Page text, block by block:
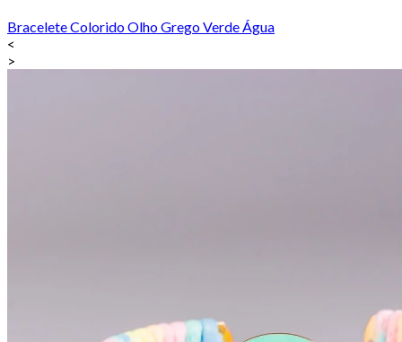
Bracelete Colorido Olho Grego Verde Água
<
>